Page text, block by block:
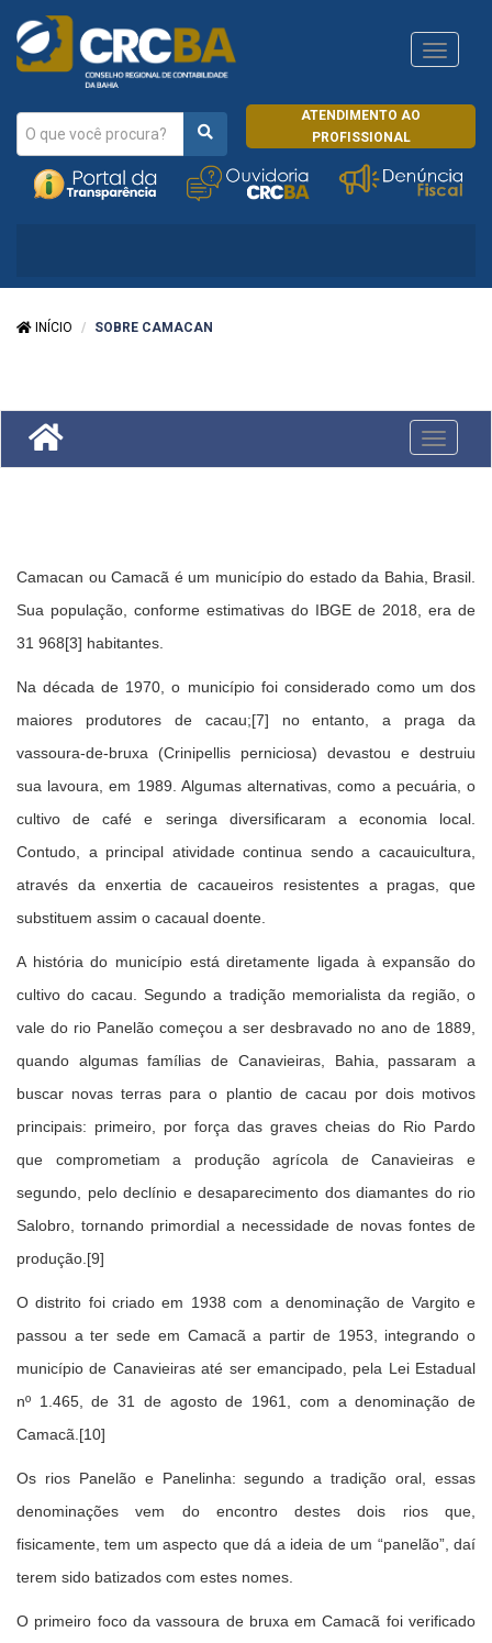
ATENDIMENTO AO
PROFISSIONAL
CRCRJ
INÍCIO SOBRE CAMACAN
Toggle
Camacan ou Camacã é um município do estado da Bahia, Brasil.
Sua população, conforme estimativas do IBGE de 2018, era de
31 968[3] habitantes.
Na década de 1970, o município foi considerado como um dos
maiores produtores de cacau;[7] no entanto, a praga da
vassoura-de-bruxa (Crinipellis perniciosa) devastou e destruiu
sua lavoura, em 1989. Algumas alternativas, como a pecuária, o
cultivo de café e seringa diversificaram a economia local.
Contudo, a principal atividade continua sendo a cacauicultura,
através da enxertia de cacaueiros resistentes a pragas, que
substituem assim o cacaual doente.
A história do município está diretamente ligada à expansão do
cultivo do cacau. Segundo a tradição memorialista da região, o
vale do rio Panelão começou a ser desbravado no ano de 1889,
quando algumas famílias de Canavieiras, Bahia, passaram a
buscar novas terras para o plantio de cacau por dois motivos
principais: primeiro, por força das graves cheias do Rio Pardo
que comprometiam a produção agrícola de Canavieiras e
segundo, pelo declínio e desaparecimento dos diamantes do rio
Salobro, tornando primordial a necessidade de novas fontes de
produção.[9]
O distrito foi criado em 1938 com a denominação de Vargito e
passou a ter sede em Camacã a partir de 1953, integrando o
município de Canavieiras até ser emancipado, pela Lei Estadual
nº 1.465, de 31 de agosto de 1961, com a denominação de
Camacã.[10]
Os rios Panelão e Panelinha: segundo a tradição oral, essas
denominações vem do encontro destes dois rios que,
fisicamente, tem um aspecto que dá a ideia de um “panelão”, daí
terem sido batizados com estes nomes.
O primeiro foco da vassoura de bruxa em Camacã foi verificado